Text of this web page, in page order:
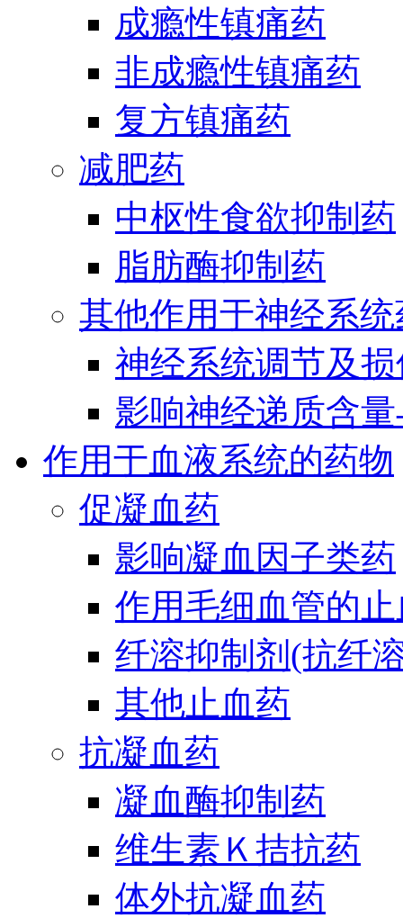
成瘾性镇痛药
非成瘾性镇痛药
复方镇痛药
减肥药
中枢性食欲抑制药
脂肪酶抑制药
其他作用于神经系统
神经系统调节及
影响神经递质含
作用于血液系统的药物
促凝血药
影响凝血因子类药
作用毛细血管的
纤溶抑制剂(抗纤
其他止血药
抗凝血药
凝血酶抑制药
维生素Ｋ拮抗药
体外抗凝血药